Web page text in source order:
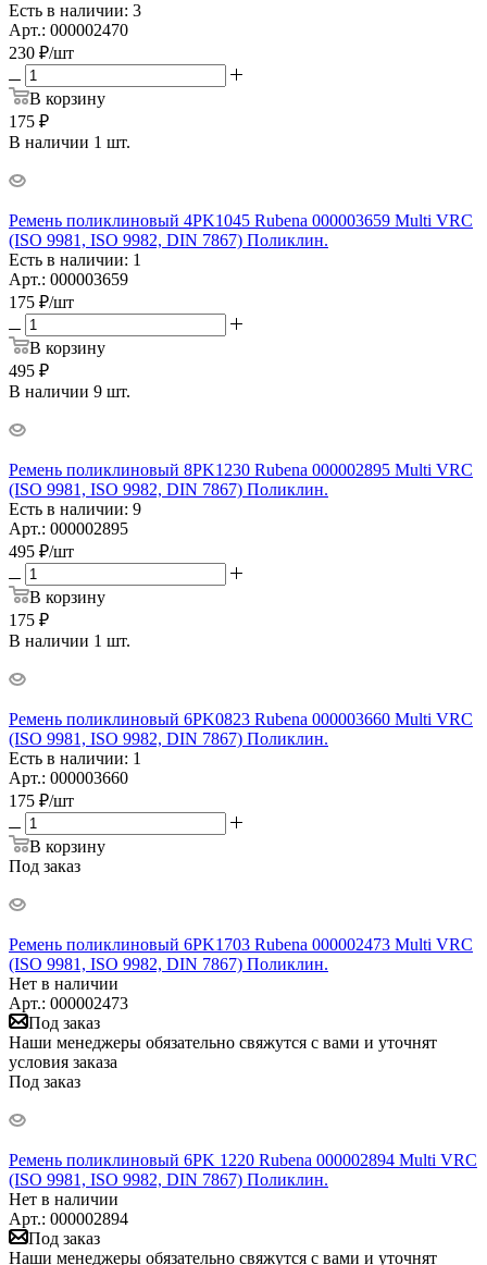
Есть в наличии: 3
Арт.: 000002470
230 ₽/шт
В корзину
175 ₽
В наличии 1 шт.
Ремень поликлиновый 4PK1045 Rubena 000003659 Multi VRC
(ISO 9981, ISO 9982, DIN 7867) Поликлин.
Есть в наличии: 1
Арт.: 000003659
175 ₽/шт
В корзину
495 ₽
В наличии 9 шт.
Ремень поликлиновый 8PK1230 Rubena 000002895 Multi VRC
(ISO 9981, ISO 9982, DIN 7867) Поликлин.
Есть в наличии: 9
Арт.: 000002895
495 ₽/шт
В корзину
175 ₽
В наличии 1 шт.
Ремень поликлиновый 6PK0823 Rubena 000003660 Multi VRC
(ISO 9981, ISO 9982, DIN 7867) Поликлин.
Есть в наличии: 1
Арт.: 000003660
175 ₽/шт
В корзину
Под заказ
Ремень поликлиновый 6PK1703 Rubena 000002473 Multi VRC
(ISO 9981, ISO 9982, DIN 7867) Поликлин.
Нет в наличии
Арт.: 000002473
Под заказ
Наши менеджеры обязательно свяжутся с вами и уточнят
условия заказа
Под заказ
Ремень поликлиновый 6PK 1220 Rubena 000002894 Multi VRC
(ISO 9981, ISO 9982, DIN 7867) Поликлин.
Нет в наличии
Арт.: 000002894
Под заказ
Наши менеджеры обязательно свяжутся с вами и уточнят